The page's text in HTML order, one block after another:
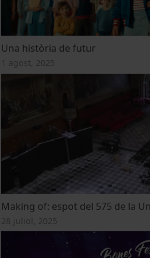
Una història de futur
1 agost, 2025
Making of: espot del 575 de la
28 juliol, 2025